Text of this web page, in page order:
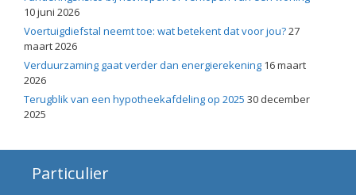
10 juni 2026
Voertuigdiefstal neemt toe: wat betekent dat voor jou?27
maart 2026
Verduurzaming gaat verder dan energierekening 16 maart
2026
Terugblik van een hypotheekafdeling op 2025 30 december
2025
Particulier